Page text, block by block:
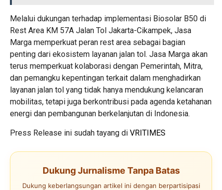
Melalui dukungan terhadap implementasi Biosolar B50 di
Rest Area KM 57A Jalan Tol Jakarta-Cikampek, Jasa
Marga memperkuat peran rest area sebagai bagian
penting dari ekosistem layanan jalan tol. Jasa Marga akan
terus memperkuat kolaborasi dengan Pemerintah, Mitra,
dan pemangku kepentingan terkait dalam menghadirkan
layanan jalan tol yang tidak hanya mendukung kelancaran
mobilitas, tetapi juga berkontribusi pada agenda ketahanan
energi dan pembangunan berkelanjutan di Indonesia.
Press Release ini sudah tayang di VRITIMES
Dukung Jurnalisme Tanpa Batas
Dukung keberlangsungan artikel ini dengan berpartisipasi